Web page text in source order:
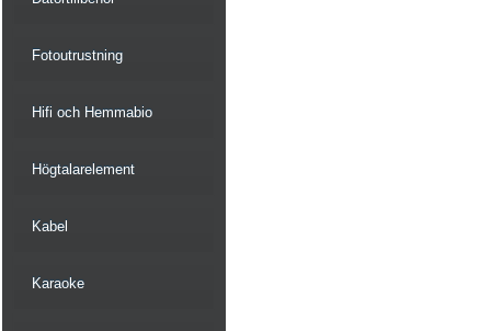
Fotoutrustning
Hifi och Hemmabio
Högtalarelement
Kabel
Karaoke